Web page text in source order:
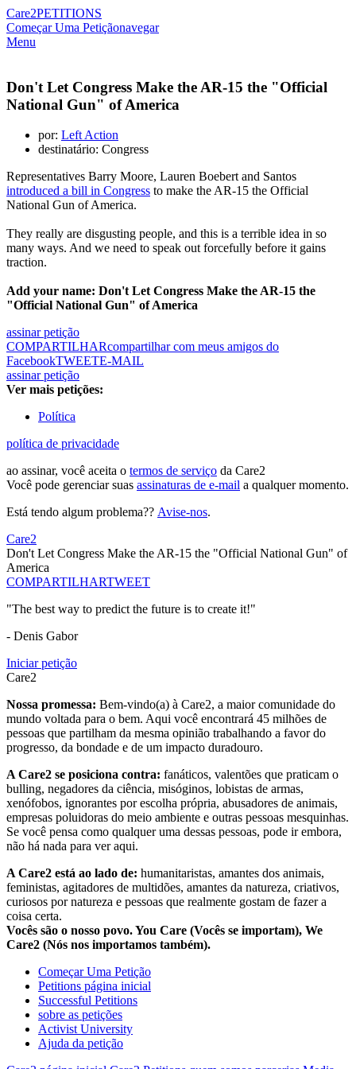
Care2PETITIONS
Começar Uma Petiçãonavegar
Menu
Don't Let Congress Make the AR-15 the "Official
National Gun" of America
por: Left Action
destinatário: Congress
Representatives Barry Moore, Lauren Boebert and Santos
introduced a bill in Congress to make the AR-15 the Official
National Gun of America.
They really are disgusting people, and this is a terrible idea in so
many ways. And we need to speak out forcefully before it gains
traction.
Add your name: Don't Let Congress Make the AR-15 the
"Official National Gun" of America
assinar petição
COMPARTILHARcompartilhar com meus amigos do
FacebookTWEETE-MAIL
assinar petição
Ver mais petições:
Política
política de privacidade
ao assinar, você aceita o termos de serviço da Care2
Você pode gerenciar suas assinaturas de e-mail a qualquer momento.
Está tendo algum problema?? Avise-nos.
Care2
Don't Let Congress Make the AR-15 the "Official National Gun" of
America
COMPARTILHARTWEET
"The best way to predict the future is to create it!"
- Denis Gabor
Iniciar petição
Care2
Nossa promessa: Bem-vindo(a) à Care2, a maior comunidade do
mundo voltada para o bem. Aqui você encontrará 45 milhões de
pessoas que partilham da mesma opinião trabalhando a favor do
progresso, da bondade e de um impacto duradouro.
A Care2 se posiciona contra: fanáticos, valentões que praticam o
bulling, negadores da ciência, misóginos, lobistas de armas,
xenófobos, ignorantes por escolha própria, abusadores de animais,
empresas poluidoras do meio ambiente e outras pessoas mesquinhas.
Se você pensa como qualquer uma dessas pessoas, pode ir embora,
não há nada para ver aqui.
A Care2 está ao lado de: humanitaristas, amantes dos animais,
feministas, agitadores de multidões, amantes da natureza, criativos,
curiosos por natureza e pessoas que realmente gostam de fazer a
coisa certa.
Vocês são o nosso povo. You Care (Vocês se importam), We
Care2 (Nós nos importamos também).
Começar Uma Petição
Petitions página inicial
Successful Petitions
sobre as petições
Activist University
Ajuda da petição